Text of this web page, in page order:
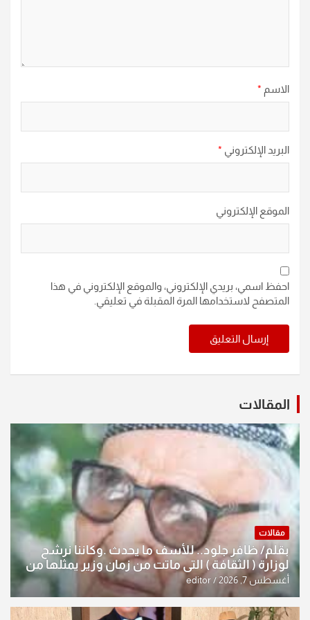
الاسم *
البريد الإلكتروني *
الموقع الإلكتروني
احفظ اسمي، بريدي الإلكتروني، والموقع الإلكتروني في هذا
المتصفح لاستخدامها المرة المقبلة في تعليقي.
المقالات
مقالات
بقلم/ ظافر جلود.. للأسف ما يحدث .وكاننا نرشح
لوزارة ( الثقافة ) التي ماتت من زمان وزير يمثلها من
النخبة والإرث العظيم للثقافة العراقية..
أغسطس 7, 2026 editor